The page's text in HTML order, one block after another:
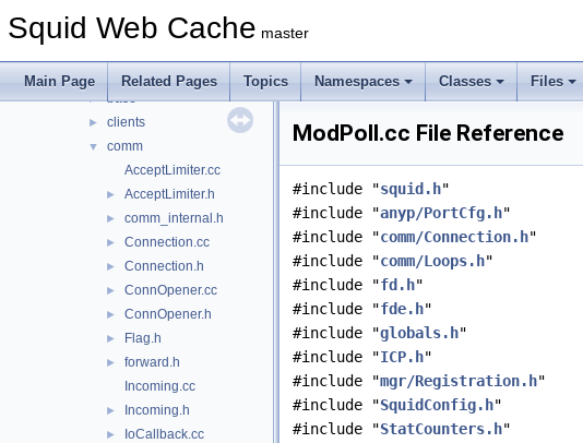
Squid Web Cache master
Main Page Related Pages Topics Namespaces Classes Files
► adaptation
auth
► base
► clients
▼
comm
AcceptLimiter.cc
► AcceptLimiter.h
► comm_internal.h
► Connection.cc
► Connection.h
► ConnOpener.cc
► ConnOpener.h
► Flag.h
►
forward.h
Incoming.cc
► Incoming.h
► IoCallback.cc
ModPoll.cc File Reference
#include "squid.h"
#include "anyp/PortCfg.h"
#include "comm/Connection.h"
#include "comm/Loops.h"
#include "fd.h"
#include "fde.h"
#include "globals.h"
#include "ICP.h"
#include "mgr/Registration.h"
#include "SquidConfig.h"
#include "StatCounters.h"